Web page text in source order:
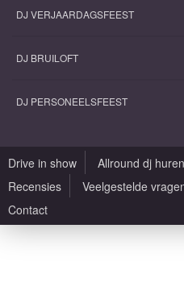
DJ VERJAARDAGSFEEST
DJ BRUILOFT
DJ PERSONEELSFEEST
Drive in show Allround dj huren
Recensies
Veelgestelde
Contact